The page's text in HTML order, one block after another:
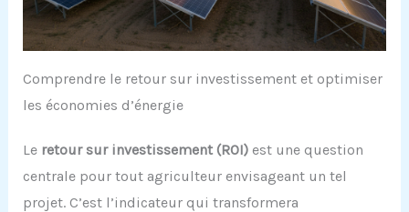
Comprendre le retour sur investissement et optimiser
les économies d’énergie
Le retour sur investissement (ROI)est une question
centrale pour tout agriculteur envisageant un tel
projet. C’est l’indicateur qui transformera